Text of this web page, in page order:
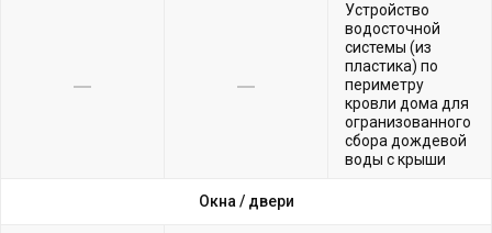
Устройство
водосточной
системы (из
пластика) по
периметру
кровли дома для
огранизованного
сбора дождевой
воды с крыши
Окна / двери